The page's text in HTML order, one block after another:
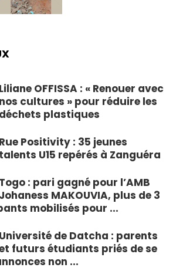
Liliane OFFISSA : « Renouer avec
nos cultures » pour réduire les
déchets plastiques
Rue Positivity : 35 jeunes
talents U15 repérés à Zanguéra
Togo : pari gagné pour l’AMB
Johaness MAKOUVIA, plus de 3
mobilisés pour ...
Université de Datcha : parents
futurs étudiants priés de se
non ...